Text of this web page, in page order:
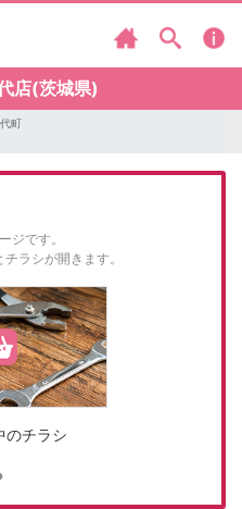
店(茨城県)
町
ジです。
ラシが開きます。
のチラシ